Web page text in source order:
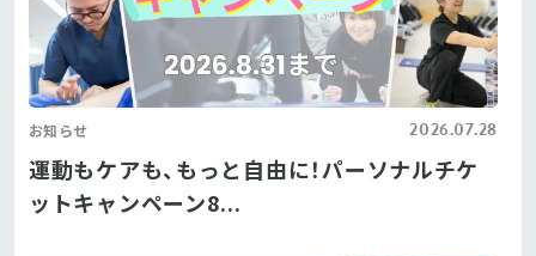
お知らせ 2026.07.28
運動もケアも、もっと自由に！パーソナルチケ
ットキャンペーン8...